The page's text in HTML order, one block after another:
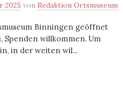
2025 von Redaktion Ortsmuseum
Binningen geöffnet
Spenden willkommen. Um
in der weiten wil...